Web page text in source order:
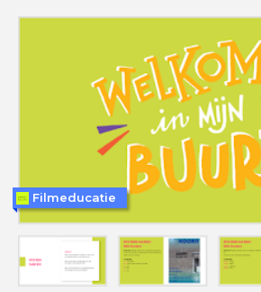
Filmeducatie